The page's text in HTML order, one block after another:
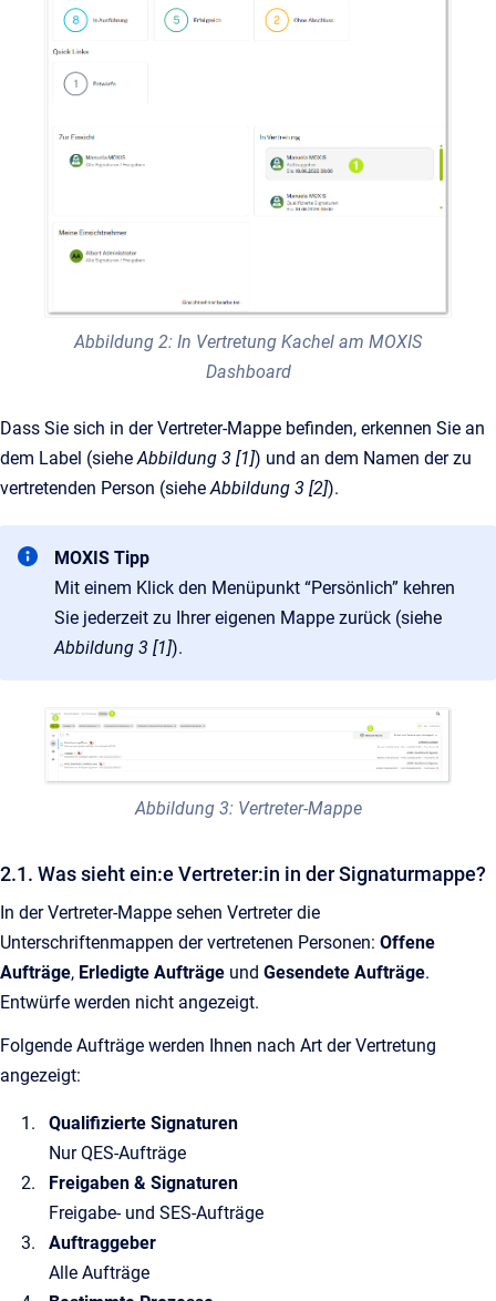
Abbildung 2: In Vertretung Kachel am MOXIS
Dashboard
Dass Sie sich in der Vertreter-Mappe befinden, erkennen Sie an
dem Label (siehe Abbildung 3 [1]) und an dem Namen der zu
vertretenden Person (siehe Abbildung 3 [2]).
MOXIS Tipp
Mit einem Klick den Menüpunkt “Persönlich” kehren
Sie jederzeit zu Ihrer eigenen Mappe zurück (siehe
Abbildung 3 [1]).
Abbildung 3: Vertreter-Mappe
2.1. Was sieht ein:e Vertreter:in in der Signaturmappe?
In der Vertreter-Mappe sehen Vertreter die
Unterschriftenmappen der vertretenen Personen: Offene
Aufträge, Erledigte Aufträge und Gesendete Aufträge.
Entwürfe werden nicht angezeigt.
Folgende Aufträge werden Ihnen nach Art der Vertretung
angezeigt:
Qualifizierte Signaturen
Nur QES-Aufträge
Freigaben & Signaturen
Freigabe- und SES-Aufträge
Auftraggeber
Alle Aufträge